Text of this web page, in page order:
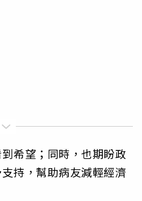
希望；同時，也期盼政
持，幫助病友減輕經濟